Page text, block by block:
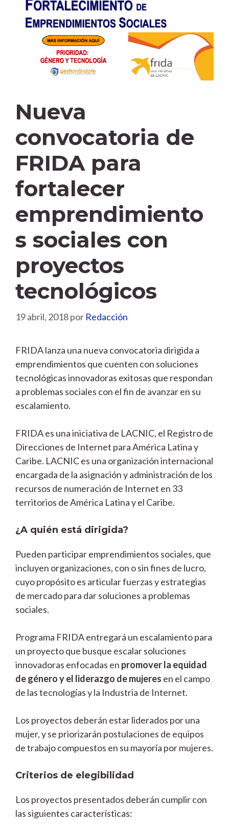
Nueva
convocatoria de
FRIDA para
fortalecer
emprendimiento
s sociales con
proyectos
tecnológicos
19 abril, 2018por Redacción
FRIDA lanza una nueva convocatoria dirigida a
emprendimientos que cuenten con soluciones
tecnológicas innovadoras exitosas que respondan
a problemas sociales con el fin de avanzar en su
escalamiento.
FRIDA es una iniciativa de LACNIC, el Registro de
Direcciones de Internet para América Latina y
Caribe. LACNIC es una organización internacional
encargada de la asignación y administración de los
recursos de numeración de Internet en 33
territorios de América Latina y el Caribe.
¿A quién está dirigida?
Pueden participar emprendimientos sociales, que
incluyen organizaciones, con o sin fines de lucro,
cuyo propósito es articular fuerzas y estrategias
de mercado para dar soluciones a problemas
sociales.
Programa FRIDA entregará un escalamiento para
un proyecto que busque escalar soluciones
innovadoras enfocadas en promover la equidad
de género y el liderazgo de mujeres en el campo
de las tecnologías y la Industria de Internet.
Los proyectos deberán estar liderados por una
mujer, y se priorizarán postulaciones de equipos
de trabajo compuestos en su mayoría por mujeres.
Criterios de elegibilidad
Los proyectos presentados deberán cumplir con
las siguientes características: